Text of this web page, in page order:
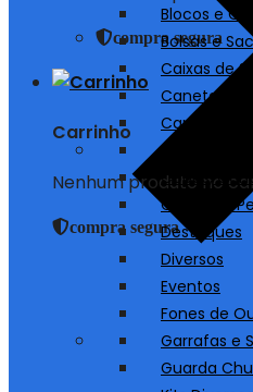
compra segura
Carrinho
Nenhum produto no
compra segura
Blocos e
Bolsas e
Caixas de
Canetas
Chaveiros
Copos,
Cuidados
Destaques
Diversos
Eventos
Fones de
Garrafas e
Guarda